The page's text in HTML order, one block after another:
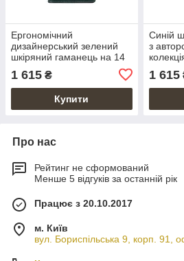
Ергономічний
дизайнерський зелений
шкіряний гаманець на 14
художнім тисненням
"Mehendi Classic"
1 615 ₴
Купити
Синій
з
1 615
Про нас
Рейтинг не сформований
Менше 5 відгуків за останній рік
Працює з 20.10.2017
м. Київ
вул. Бориспільська 9, корп. 91,